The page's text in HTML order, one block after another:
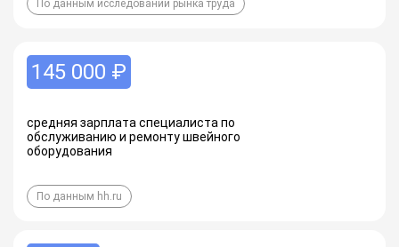
По данным исследований рынка труда
145 000 ₽
средняя зарплата специалиста по
обслуживанию и ремонту швейного
оборудования
По данным hh.ru